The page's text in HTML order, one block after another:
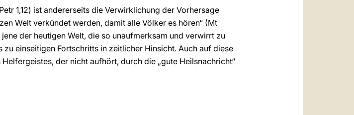
1,12) ist andererseits die Verwirklichung der Vorhersage
Welt verkündet werden, damit alle Völker es hören“ (Mt
der heutigen Welt, die so unaufmerksam und verwirrt zu
einseitigen Fortschritts in zeitlicher Hinsicht. Auch auf diese
der nicht aufhört, durch die „gute Heilsnachricht“